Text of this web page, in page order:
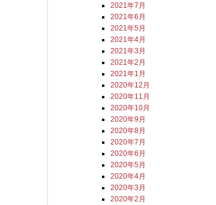
2021年7月
2021年6月
2021年5月
2021年4月
2021年3月
2021年2月
2021年1月
2020年12月
2020年11月
2020年10月
2020年9月
2020年8月
2020年7月
2020年6月
2020年5月
2020年4月
2020年3月
2020年2月